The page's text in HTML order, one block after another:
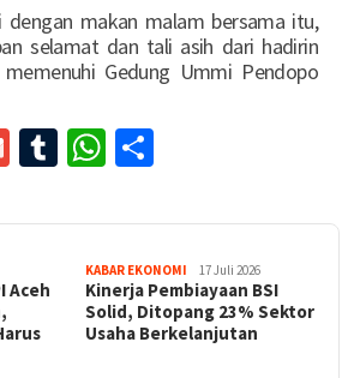
dengan makan malam bersama itu,
selamat dan tali asih dari hadirin
Gedung Ummi Pendopo
GmailTumblrWhatsApp
Aceh
KABAR EKONOMI 17 Juli 2026
Kinerja Pembiayaan BSI
Solid, Ditopang 23% Sektor
Usaha Berkelanjutan